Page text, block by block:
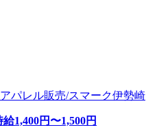
パレル販売/スマーク伊勢崎
給1,400円〜1,500円